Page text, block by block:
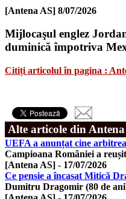
[Antena AS] 8/07/2026
Mijlocaşul englez
duminică împotriva
Citiți articolul în pagina :
Alte articole din Antena
UEFA a anunțat cine
Campioana României a
[Antena AS] - 17/07/2026
Ce pensie a încasat Mitică
Dumitru Dragomir (80 de